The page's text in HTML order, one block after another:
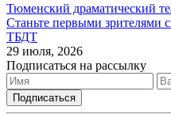
Тюменский драматический
Станьте первыми зрителями
ТБДТ
29 июля, 2026
Подписаться на рассылку